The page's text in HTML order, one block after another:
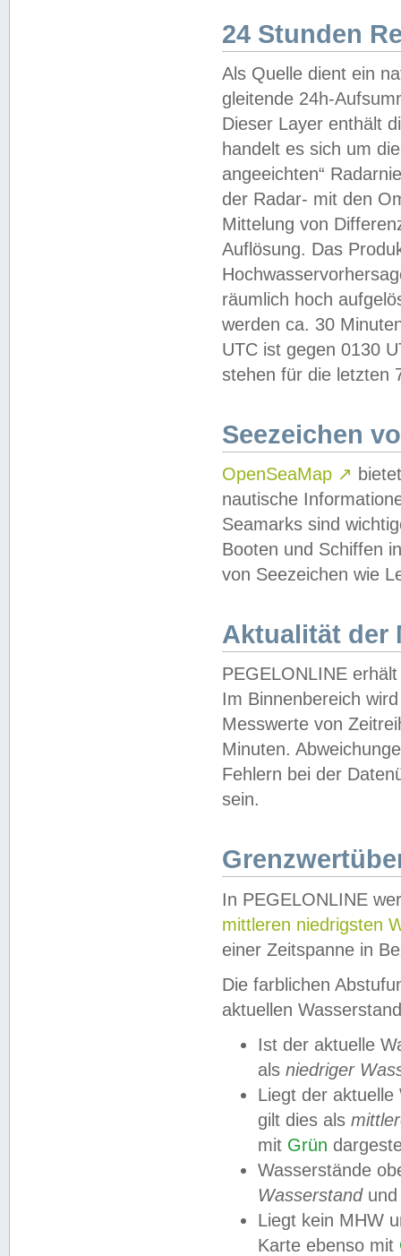
24 Stunden
Als Quelle dient ein
gleitende 24h-
Dieser Layer enthält
handelt es sich um
angeeichten“
der Radar- mit den
Mittelung von
Auflösung. Das
räumlich hoch
werden ca. 30
UTC ist gegen 0130
stehen für die letzten
Seezeichen
OpenSeaMap ↗
nautische
Seamarks sind
Booten und Schiffen
von Seezeichen wie
Aktualität der
PEGELONLINE
Im Binnenbereich
Messwerte von
Minuten.
Fehlern bei der
sein.
In PEGELONLINE
mittleren niedrigsten
einer Zeitspanne in
Die farblichen
aktuellen
Ist der aktuelle
als niedriger
Liegt der
gilt dies als
mit Grün
Wasserstände
Wasserstandund
Liegt kein MHW
Karte ebenso mit